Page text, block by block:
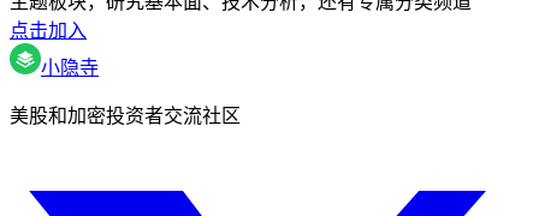
点击加入
小隐寺
美股和加密投资者交流社区